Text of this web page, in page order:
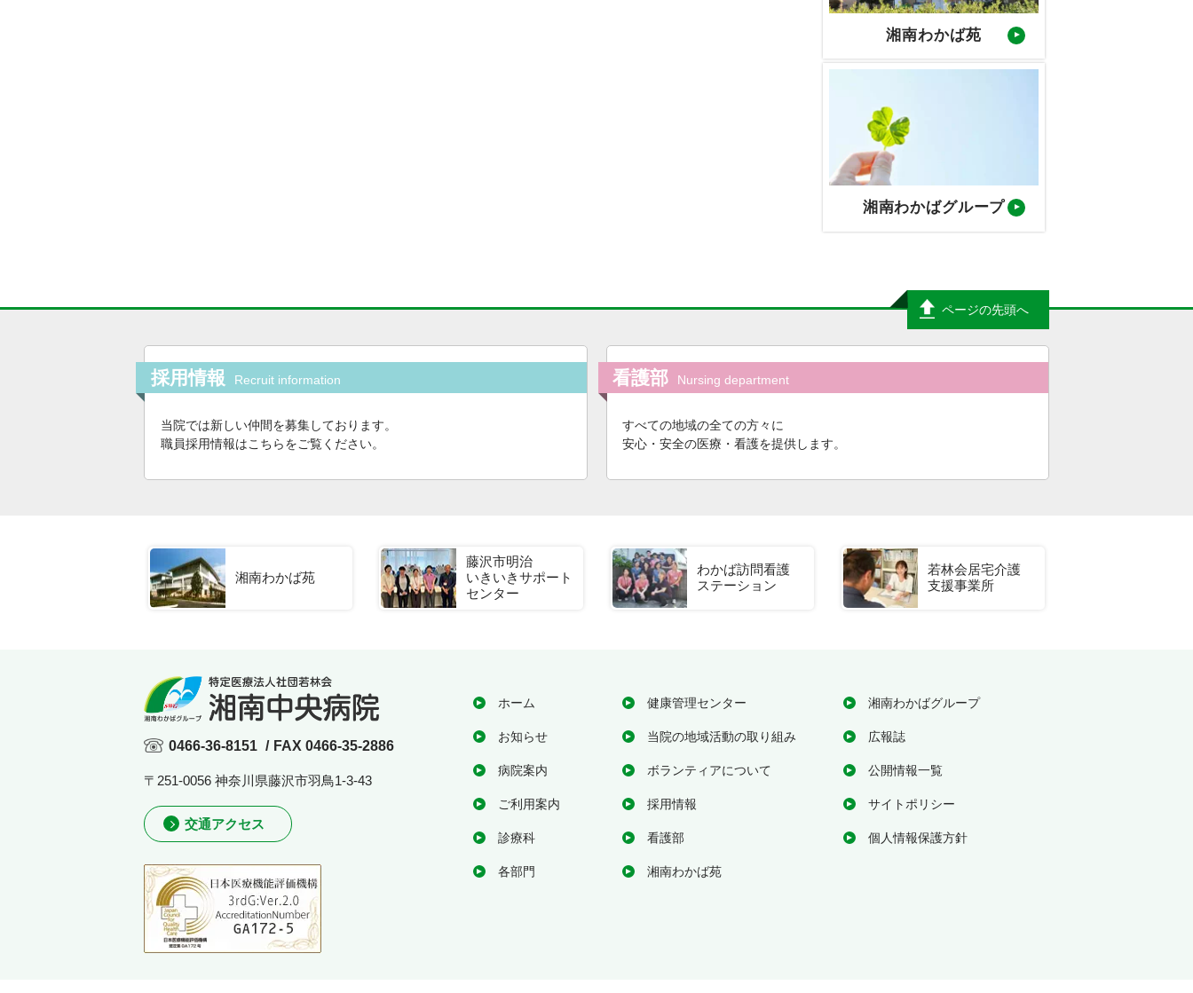
湘南わかば苑
湘南わかばグループ
ページの先頭へ
採用情報 Recruit information
当院では新しい仲間を募集しております。
職員採用情報はこちらをご覧ください。
看護部 Nursing department
すべての地域の全ての方々に
安心・安全の医療・看護を提供します。
湘南わかば苑
藤沢市明治
いきいきサポート
センター
わかば訪問看護
ステーション
若林会居宅介護
支援事業所
0466-36-8151 / FAX 0466-35-2886
〒251-0056 神奈川県藤沢市羽鳥1-3-43
交通アクセス
ホーム
お知らせ
病院案内
ご利用案内
診療科
各部門
健康管理センター
当院の地域活動の取り組み
ボランティアについて
採用情報
看護部
湘南わかば苑
湘南わかばグループ
広報誌
公開情報一覧
サイトポリシー
個人情報保護方針